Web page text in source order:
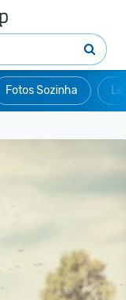
Fotos Sozinha